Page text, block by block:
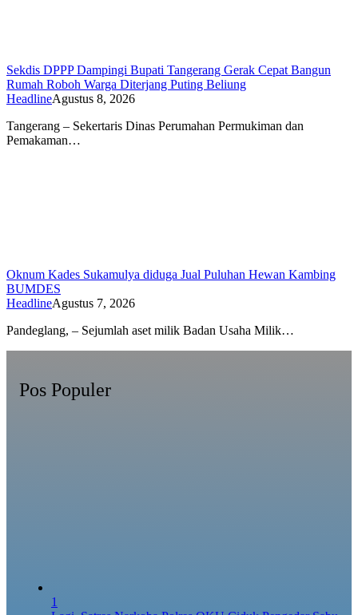
Sekdis DPPP Dampingi Bupati Tangerang Gerak Cepat Bangun
Rumah Roboh Warga Diterjang Puting Beliung
HeadlineAgustus 8, 2026
Tangerang – Sekertaris Dinas Perumahan Permukiman dan
Pemakaman…
Oknum Kades Sukamulya diduga Jual Puluhan Hewan Kambing
BUMDES
HeadlineAgustus 7, 2026
Pandeglang, – Sejumlah aset milik Badan Usaha Milik…
Pos Populer
1